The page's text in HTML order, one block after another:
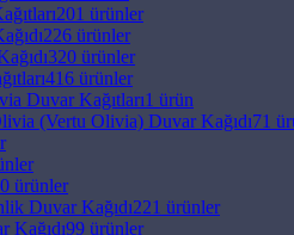
201 ürünler
226 ürünler
320 ürünler
416 ürünler
Duvar Kağıtları1 ürün
(Vertu Olivia) Duvar Kağıdı71
ürünler
Duvar Kağıdı221 ürünler
Kağıdı99 ürünler